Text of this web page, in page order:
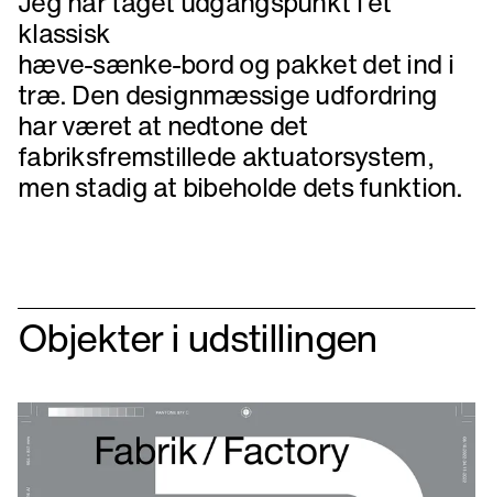
Objekter i udstillingen